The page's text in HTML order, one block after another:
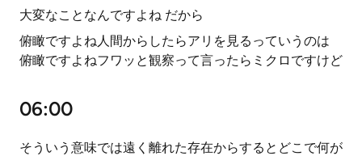
大変なことなんですよね だから
俯瞰ですよね人間からしたらアリを見るっていうのは
俯瞰ですよねフワッと観察って言ったらミクロですけど
06:00
そういう意味では遠く離れた存在からするとどこで何が